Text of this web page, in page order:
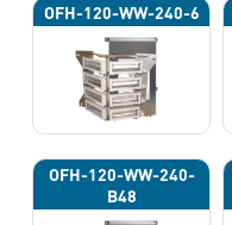
OFH-120-WW-240-6
OFH-120-WW-240-
B48